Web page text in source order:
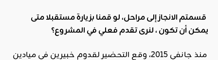
قسمتم الانجاز إلى مراحل، لو قمنا بزيارة مستقبلا متى
يمكن أن تكون ، لنرى تقدم فعلي في المشروع؟
منذ جانفي 2015، وقع التحضير لقدوم خبيرين في ميادين